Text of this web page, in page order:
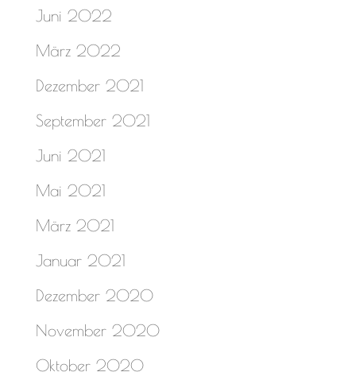
Juni 2022
März 2022
Dezember 2021
September 2021
Juni 2021
Mai 2021
März 2021
Januar 2021
Dezember 2020
November 2020
Oktober 2020